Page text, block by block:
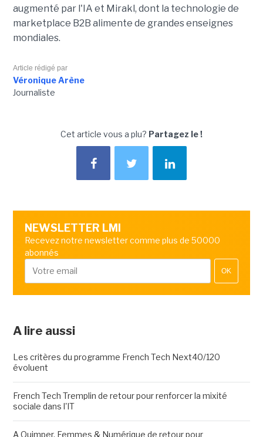
augmenté par l'IA et Mirakl, dont la technologie de
marketplace B2B alimente de grandes enseignes
mondiales.
Article rédigé par
Véronique Arène
Journaliste
Cet article vous a plu? Partagez le !
NEWSLETTER LMI
Recevez notre newsletter comme plus de 50000
abonnés
OK
A lire aussi
Les critères du programme French Tech Next40/120
évoluent
French Tech Tremplin de retour pour renforcer la mixité
sociale dans l'IT
A Quimper, Femmes & Numérique de retour pour